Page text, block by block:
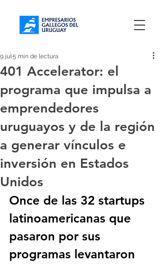
401 Accelerator: el
programa que impulsa a
emprendedores
uruguayos y de la región
a generar vínculos e
inversión en Estados
Unidos
9 jul5 min de lectura
Once de las 32 startups
latinoamericanas que
pasaron por sus
programas levantaron